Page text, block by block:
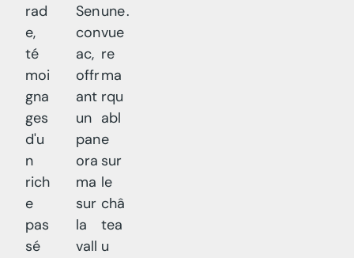
rad
e,
té
moi
gna
ges
d'u
n
rich
e
pas
sé
Sen
con
ac,
offr
ant
un
pan
ora
ma
sur
la
vall
une
vue
re
ma
rqu
abl
e
sur
le
châ
tea
u
.